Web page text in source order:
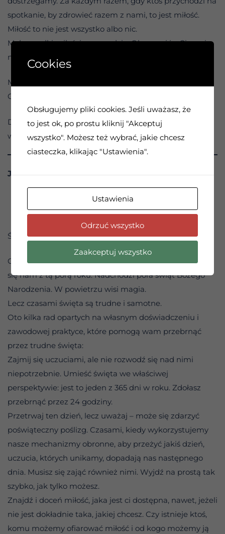
spotkanie, by zdrowieć razem z nami, to jest miłość.
Miłość to nie jest wszystko albo nic.
Małe perełki miłości są wszędzie. Obserwuj je. Ciesz się
nimi. Daj je innym.
Modlitwa na dziś: Siło Wyższa, miłość pochodzi od
Ciebie. Pomóż mi ją dostrzec i dawać.
Działanie na dziś: Spojrzę dziś w oczy trzem osobom i
wyślę im miłość w moim uśmiechu.
JĘZYK WYZWOLENIA
Święta
Czasami święta przepełnione są radością, która kojarzy
się nam z tą porą roku. Nadchodzi pora świąt Bożego
Narodzenia. W powietrzu wisi magia.
Lecz czasami święta są trudne i samotne.
Oto kilka rad opartych na własnym doświadczeniu i
zawodowej praktyce, które pomogą wam przebrnąć
przez trudne święta:
Zajmij się uczuciami, ale nie rozwodź się nad nimi
niepotrzebnie. Umieść święta we właściwej
perspektywie: jest to jeden z 365 dni w roku. Zdołasz
przebrnąć przez 24 godziny.
Przetrwaj ten dzień, lecz uważaj – może się zdarzyć
poświąteczny poślizg. Czasami, kiedy wykorzystujemy
nasze mechanizmy obronne, aby przeżyć jakiś dzień,
uczucia, których unikamy, dopadają nas następnego
dnia. Musisz się zająć również nimi. Wyjdź na prostą tak
szybko, jak tylko możesz.
Znajdź i doceń miłość, jaka jest ci dostępna, nawet, jeżeli
nie jest dokładnie taka, jakiej chcesz. Czy istnieje ktoś,
komu możemy ofiarować miłość i od kogo możemy ją
Cookies
Obsługujemy pliki cookies. Jeśli uważasz, że
to jest ok, po prostu kliknij "Akceptuj
wszystko". Możesz też wybrać, jakie chcesz
ciasteczka, klikając "Ustawienia".
Ustawienia
Odrzuć wszystko
Zaakceptuj wszystko